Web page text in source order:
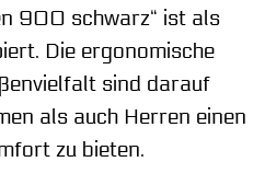
900 schwarz“ ist als
Die ergonomische
sind darauf
als auch Herren einen
zu bieten.